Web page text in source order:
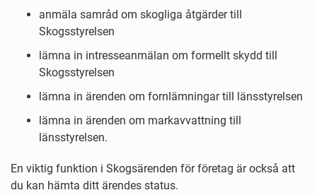
anmäla samråd om skogliga åtgärder till
Skogsstyrelsen
lämna in intresseanmälan om formellt skydd till
Skogsstyrelsen
lämna in ärenden om fornlämningar till länsstyrelsen
lämna in ärenden om markavvattning till
länsstyrelsen.
En viktig funktion i Skogsärenden för företag är också att
du kan hämta ditt ärendes status.